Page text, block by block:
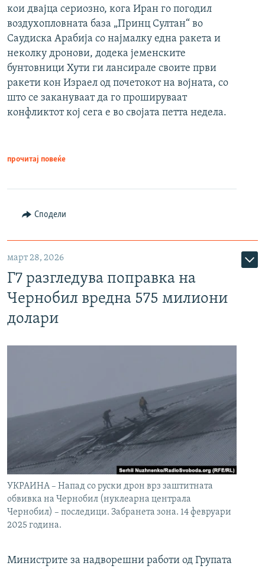
кои двајца сериозно, кога Иран го погодил
воздухопловната база „Принц Султан“ во
Саудиска Арабија со најмалку една ракета и
неколку дронови, додека јеменските
бунтовници Хути ги лансирале своите први
ракети кон Израел од почетокот на војната, со
што се закануваат да го прошируваат
конфликтот кој сега е во својата петта недела.
прочитај повеќе
Сподели
март 28, 2026
Г7 разгледува поправка на
Чернобил вредна 575 милиони
долари
УКРАИНА – Напад со руски дрон врз заштитната
обвивка на Чернобил (нуклеарна централа
Чернобил) – последици. Забранета зона. 14 февруари
2025 година.
Министрите за надворешни работи од Групата